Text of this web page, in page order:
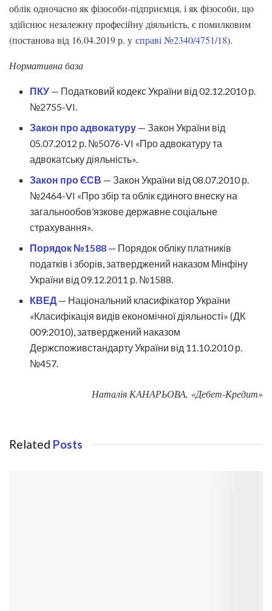
облік одночасно як фізособи-підприємця, і як фізособи, що
здійснює незалежну професійну діяльність, є помилковим
(постанова від 16.04.2019 р. у справі №2340/4751/18).
Нормативна база
ПКУ — Податковий кодекс України від 02.12.2010 р.
№2755-VI.
Закон про адвокатуру — Закон України від
05.07.2012 р. №5076-VI «Про адвокатуру та
адвокатську діяльність».
Закон про ЄСВ — Закон України від 08.07.2010 р.
№2464-VI «Про збір та облік єдиного внеску на
загальнообов’язкове державне соціальне
страхування».
Порядок №1588 — Порядок обліку платників
податків і зборів, затверджений наказом Мінфіну
України від 09.12.2011 р. №1588.
КВЕД — Національний класифікатор України
«Класифікація видів економічної діяльності» (ДК
009:2010), затверджений наказом
Держспоживстандарту України від 11.10.2010 р.
№457.
Наталія КАНАРЬОВА, «Дебет-Кредит»
Related Posts